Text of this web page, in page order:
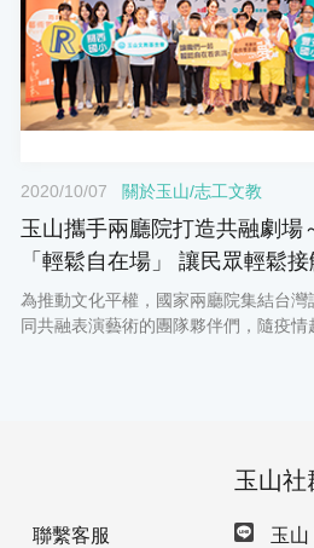
2020/10/07 關於玉山/志工文教
玉山攜手兩廳院打造共融劇場
「輕鬆自在場」 讓民眾輕鬆接
演藝術
為推動文化平權，國家兩廳院集結台灣
同共融表演藝術的團隊夥伴們，隨疫情
中華民國智障者家長總會、樂山教養院
欣賞玩弦四度《古典born爵士》及《
聯繫客服
玉山社
玉山